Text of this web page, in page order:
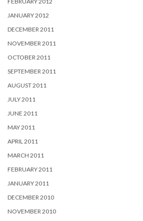
JANUARY 2012
DECEMBER 2011
NOVEMBER 2011
OCTOBER 2011
SEPTEMBER 2011
AUGUST 2011
JULY 2011
JUNE 2011
MAY 2011
APRIL 2011
MARCH 2011
FEBRUARY 2011
JANUARY 2011
DECEMBER 2010
NOVEMBER 2010